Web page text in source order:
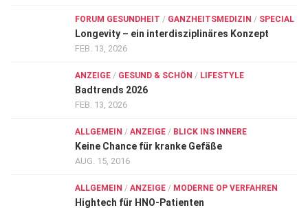
FORUM GESUNDHEIT / GANZHEITSMEDIZIN / SPECIAL
Longevity – ein interdisziplinäres Konzept
FEB. 13, 2026
ANZEIGE / GESUND & SCHÖN / LIFESTYLE
Badtrends 2026
FEB. 13, 2026
ALLGEMEIN / ANZEIGE / BLICK INS INNERE
Keine Chance für kranke Gefäße
AUG. 15, 2016
ALLGEMEIN / ANZEIGE / MODERNE OP VERFAHREN
Hightech für HNO-Patienten